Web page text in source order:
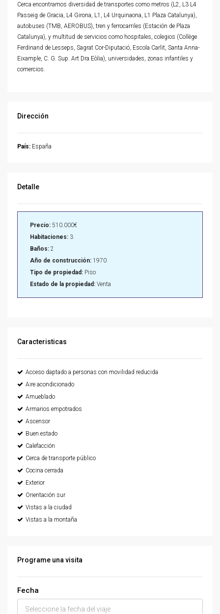
Cerca encontramos diversidad de transportes como metros (L2, L3 L4
Passeig de Gracia, L4 Girona, L1, L4 Urquinaona, L1 Plaza Catalunya),
autobuses (TMB, AEROBUS), tren y ferrocarriles (Estación de Plaza
Catalunya), y multitud de servicios como hospitales, colegios (Collège
Ferdinand de Lesseps, Sagrat Cor-Diputació, Escola Carlit, Santa Anna-
Eixample, C. G. Sup. Art Dra Eòlia), universidades, zonas infantiles y
comercios.
Dirección
País: España
Detalle
Precio: 510.000€
Habitaciones: 3
Baños: 2
Año de construcción: 1970
Tipo de propiedad: Piso
Estado de la propiedad: Venta
Caracteristicas
Acceso daptado a personas con movilidad reducida
Aire acondicionado
Amueblado
Armarios empotrados
Ascensor
Buen estado
Calefacción
Cerca de transporte público
Cocina cerrada
Exterior
Orientación sur
Vistas a la ciudad
Vistas a la montaña
Programe una visita
Fecha